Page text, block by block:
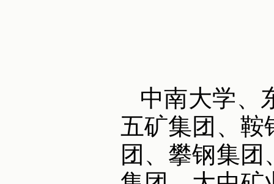
中南大学、
五矿集团、鞍
团、攀钢集